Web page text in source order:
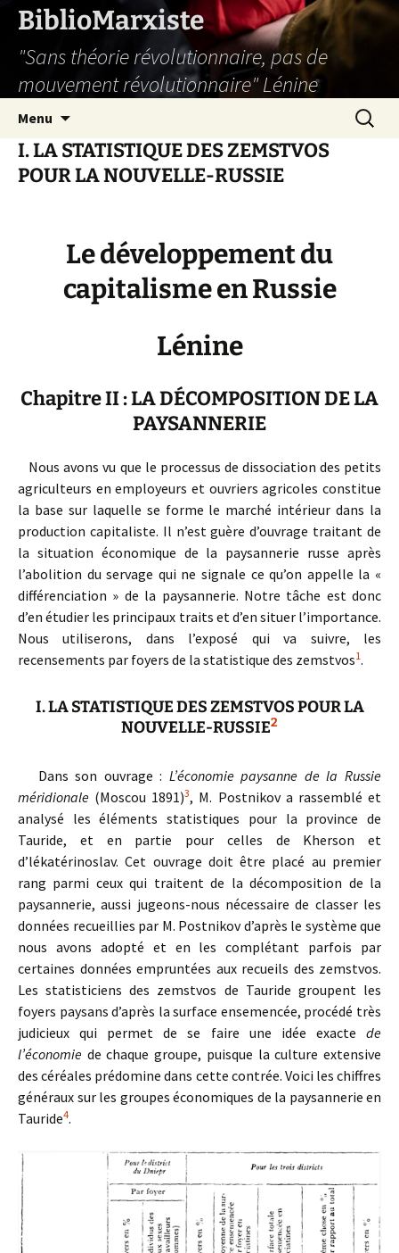
Aller
contenu
BiblioMarxiste
"Sans théorie révolutionnaire, pas de
mouvement révolutionnaire" Lénine
Menu
I. LA STATISTIQUE DES ZEMSTVOS
POUR LA NOUVELLE-RUSSIE
Le développement du
capitalisme en Russie
Lénine
Chapitre II : LA DÉCOMPOSITION DE LA
PAYSANNERIE
Nous avons vu que le processus de dissociation des petits
agriculteurs en employeurs et ouvriers agricoles constitue
la base sur laquelle se forme le marché intérieur dans la
production capitaliste. Il n’est guère d’ouvrage traitant de
la situation économique de la paysannerie russe après
l’abolition du servage qui ne signale ce qu’on appelle la «
différenciation » de la paysannerie. Notre tâche est donc
d’en étudier les principaux traits et d’en situer l’importance.
Nous utiliserons, dans l’exposé qui va suivre, les
recensements par foyers de la statistique des zemstvos1.
I. LA STATISTIQUE DES ZEMSTVOS POUR LA
NOUVELLE-RUSSIE2
Dans son ouvrage : L’économie paysanne de la Russie
méridionale (Moscou 1891)3, M. Postnikov a rassemblé et
analysé les éléments statistiques pour la province de
Tauride, et en partie pour celles de Kherson et
d’lékatérinoslav. Cet ouvrage doit être placé au premier
rang parmi ceux qui traitent de la décomposition de la
paysannerie, aussi jugeons-nous nécessaire de classer les
données recueillies par M. Postnikov d’après le système que
nous avons adopté et en les complétant parfois par
certaines données empruntées aux recueils des zemstvos.
Les statisticiens des zemstvos de Tauride groupent les
foyers paysans d’après la surface ensemencée, procédé très
judicieux qui permet de se faire une idée exacte de
l’économie de chaque groupe, puisque la culture extensive
des céréales prédomine dans cette contrée. Voici les chiffres
généraux sur les groupes économiques de la paysannerie en
Tauride4.